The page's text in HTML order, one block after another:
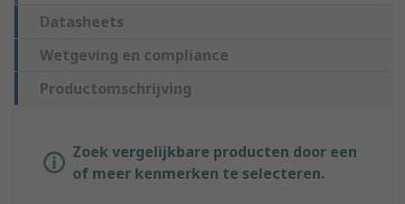
Datasheets
Wetgeving en compliance
Productomschrijving
Zoek vergelijkbare producten door een
of meer kenmerken te selecteren.